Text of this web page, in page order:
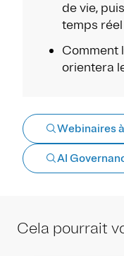
de vie,
temps réel
Comment
orientera
Webinaires
AI
Cela pourrait